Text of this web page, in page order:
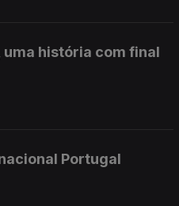
uma história com final
Portugal